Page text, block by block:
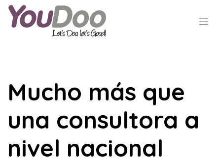
Mucho más que
una consultora a
nivel nacional